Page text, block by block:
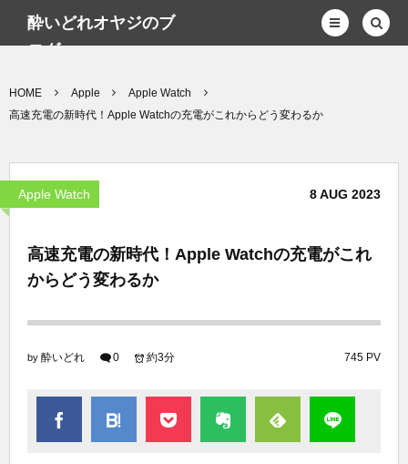
酔いどれオヤジのブ
ログwp
HOME Apple
Apple Watch
高速充電の新時代！Apple Watchの充電がこれからどう変わるか
Apple Watch 8AUG 2023
高速充電の新時代！Apple Watchの充電がこれ
からどう変わるか
by 酔いどれ 0 745 PV
約3分